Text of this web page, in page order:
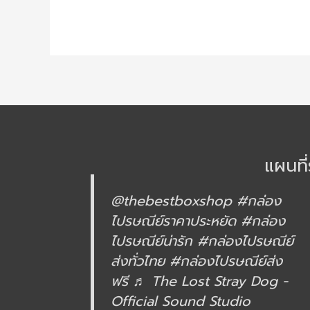
@thebestboxshop #กล่อง
ไปรษณีย์ราคาประหยัด #กล่อง
ไปรษณีย์น่ารัก #กล่องไปรษณีย์
ส่งทั่วไทย #กล่องไปรษณีย์ส่ง
ฟรี ♬ The Lost Stray Dog -
Official Sound Studio
แผน